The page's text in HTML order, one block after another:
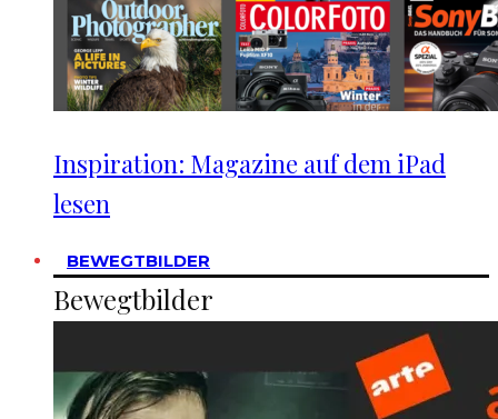
Inspiration: Magazine auf dem iPad
lesen
BEWEGTBILDER
Bewegtbilder